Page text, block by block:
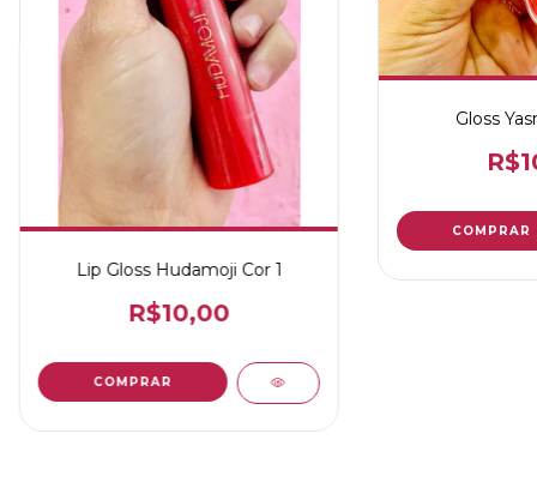
Lip Gloss Hudamoji Cor 1
R$10,00
Gloss